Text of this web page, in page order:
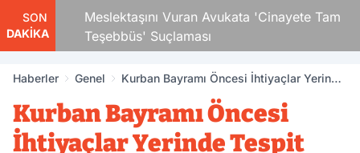
SON
DAKİKA
Meslektaşını Vuran Avukata 'Cinayete Tam
Teşebbüs' Suçlaması
Haberler Genel
Kurban Bayramı Öncesi İhtiyaçlar Yerinde
Kurban Bayramı Öncesi
İhtiyaçlar Yerinde Tespit